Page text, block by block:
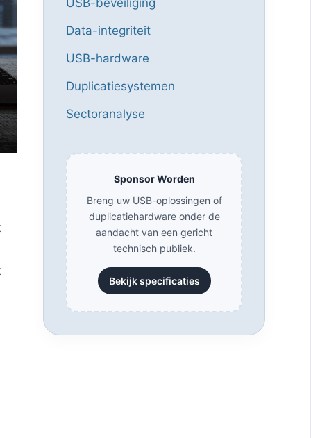
USB-beveiliging
Data-integriteit
USB-hardware
Duplicatiesystemen
Sectoranalyse
Sponsor Worden
Breng uw USB-oplossingen of
duplicatiehardware onder de
aandacht van een gericht
technisch publiek.
Bekijk specificaties